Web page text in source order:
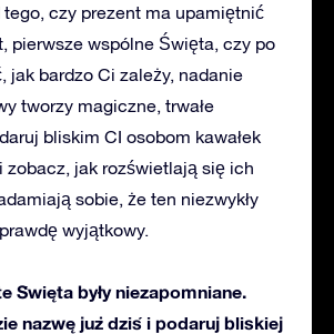
tego, czy prezent ma upamiętnić
pierwsze wspólne Święta, czy po
jak bardzo Ci zależy, nadanie
tworzy magiczne, trwałe
bliskim CI osobom kawałek
zobacz, jak rozświetlają się ich
sobie, że ten niezwykły
wyjątkowy.
Święta były niezapomniane.
nazwę już dziś i podaruj bliskiej